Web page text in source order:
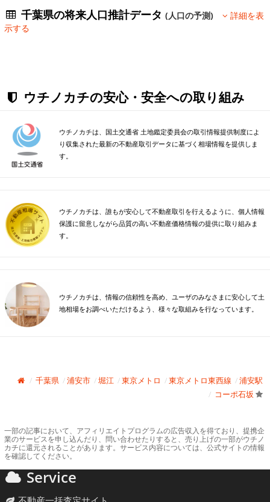
千葉県の将来人口推計データ(人口の予測)
詳細を表
示する
ウチノカチの安心・安全への取り組み
ウチノカチは、国土交通省 土地鑑定委員会の取引情報提供制度によ
り収集された最新の不動産取引データに基づく相場情報を提供しま
す。
ウチノカチは、誰もが安心して不動産取引を行えるように、個人情報
保護に留意しながら品質の高い不動産価格情報の提供に取り組みま
す。
ウチノカチは、情報の信頼性を高め、ユーザのみなさまに安心して土
地相場をお調べいただけるよう、様々な取組みを行なっています。
千葉県 浦安市 堀江 東京メトロ 東京メトロ東西線
浦安駅
コーポ石坂
一部の記事において、アフィリエイトプログラムの広告収入を得ており、提携企
業のサービスを申し込んだり、問い合わせたりすると、売り上げの一部がウチノ
カチに還元されることがあります。サービス内容については、公式サイトの情報
を確認してください。
Service